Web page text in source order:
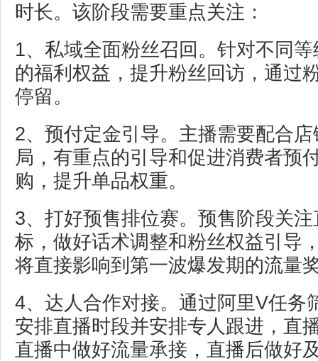
时长。该阶段需要重点关注：
1、私域全面粉丝召回。针对不同
的福利权益，提升粉丝回访，通过
停留。
2、预付定金引导。主播需要配合
局，有重点的引导和促进消费者预
购，提升单品权重。
3、打好预售排位赛。预售阶段关
标，做好话术调整和粉丝权益引导
将直接影响到第一波爆发期的流量
4、达人合作对接。通过阿里V任务
安排直播时段并安排专人跟进，直
直播中做好流量承接，直播后做好